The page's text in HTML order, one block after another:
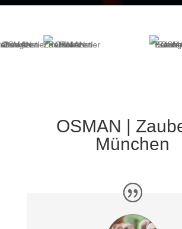
OSMAN |
München